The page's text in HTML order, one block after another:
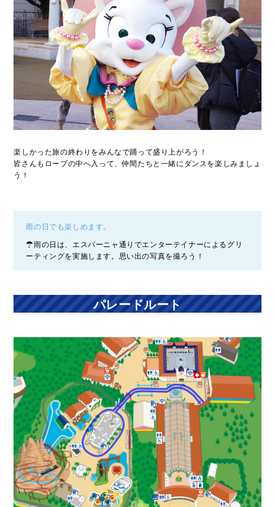
楽しかった旅の終わりをみんなで踊って盛り上がろう！
皆さんもロープの中へ入って、仲間たちと一緒にダンスを楽しみましょ
う！
雨の日でも楽しめます。
☂雨の日は、エスパーニャ通りでエンターテイナーによるグリ
ーティングを実施します。思い出の写真を撮ろう！
パレードルート